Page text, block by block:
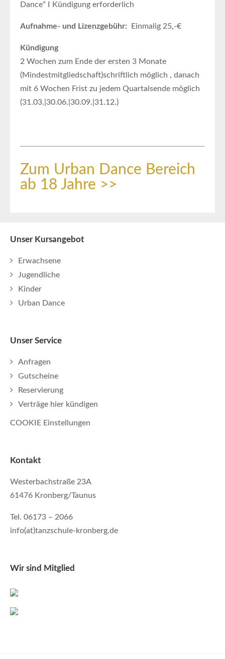
Dance“ I Kündigung erforderlich
Aufnahme- und Lizenzgebühr: Einmalig 25,-€
Kündigung
2 Wochen zum Ende der ersten 3 Monate
(Mindestmitgliedschaft)schriftlich möglich , danach
mit 6 Wochen Frist zu jedem Quartalsende möglich
(31.03.|30.06.|30.09.|31.12.)
Zum Urban Dance Bereich
ab 18 Jahre >>
Unser Kursangebot
Erwachsene
Jugendliche
Kinder
Urban Dance
Unser Service
Anfragen
Gutscheine
Reservierung
Verträge hier kündigen
COOKIE Einstellungen
Kontakt
Westerbachstraße 23A
61476 Kronberg/Taunus
Tel. 06173 – 2066
info(at)tanzschule-kronberg.de
Wir sind Mitglied